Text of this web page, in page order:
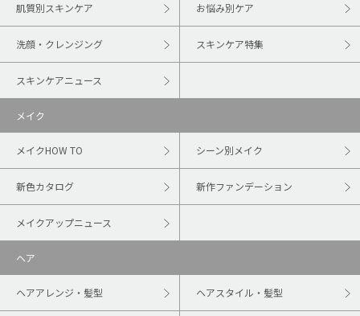
肌質別スキンケア お悩み別ケア
洗顔・クレンジング スキンケア特集
スキンケアニュース
メイク
メイクHOW TO シーン別メイク
新色カタログ 新作ファンデーション
メイクアップニュース
ヘア
ヘアアレンジ・髪型 ヘアスタイル・髪型